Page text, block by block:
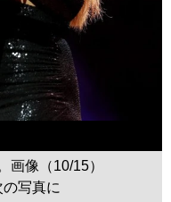
画像（10/15）
写真に